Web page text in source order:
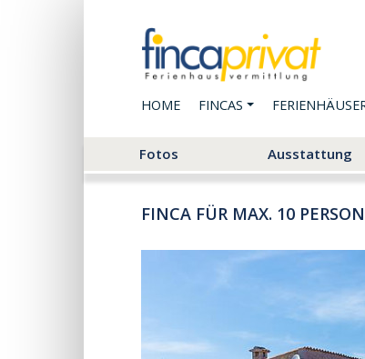
HOME FINCAS
Fotos Ausstattung
FINCA FÜR MAX. 10